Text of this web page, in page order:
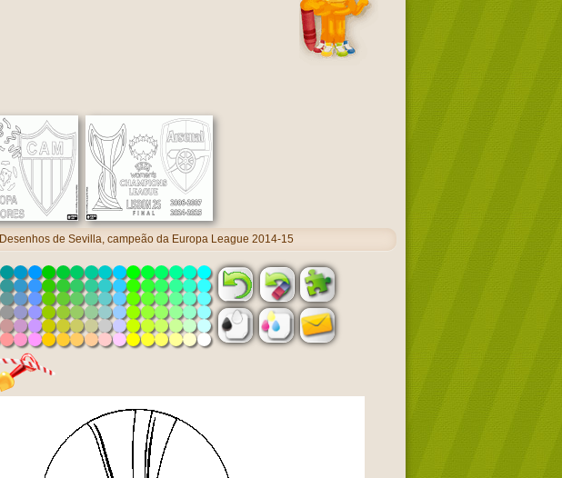
Desenhos de Sevilla, campeão da Europa League 2014-15